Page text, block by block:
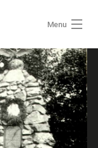
Menu